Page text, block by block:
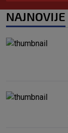
NAJNOVIJE